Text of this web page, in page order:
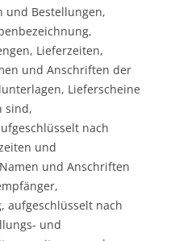
und Bestellungen,
Lieferzeiten,
und Anschriften der
Lieferscheine
sind,
nach
und
und Anschriften
aufgeschlüsselt nach
und